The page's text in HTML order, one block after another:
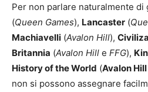
Per non parlare naturalmente di
(Queen Games), Lancaster (
Machiavelli (Avalon Hill),
Britannia (Avalon Hill e FFG),
History of the World (Avalon Hill
non si possono assegnare